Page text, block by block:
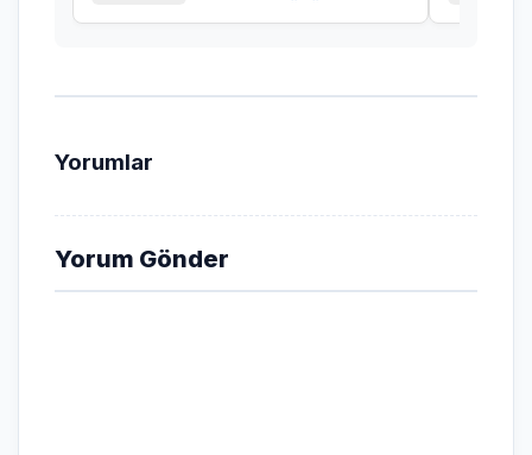
Yorumlar
Yorum Gönder